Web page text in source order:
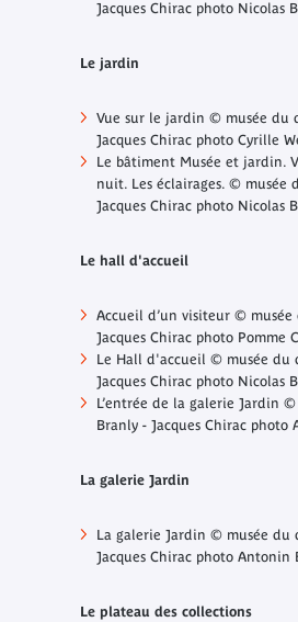
Jacques Chirac photo Nicolas
Le jardin
Vue sur le jardin © musée du
Jacques Chirac photo Cyrille
Le bâtiment Musée et jardin.
nuit. Les éclairages. © musée
Jacques Chirac photo Nicolas
Le hall d'accueil
Accueil d’un visiteur ©
Jacques Chirac photo Pomme
Le Hall d'accueil © musée du
Jacques Chirac photo Nicolas
L’entrée de la galerie Jardin
Branly - Jacques Chirac photo
La galerie Jardin
La galerie Jardin © musée du
Jacques Chirac photo Antonin
Le plateau des collections